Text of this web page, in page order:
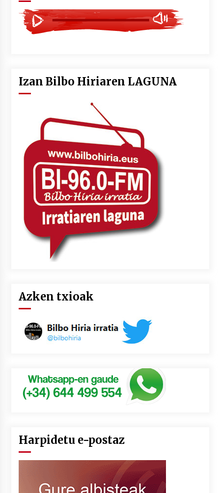
Izan Bilbo Hiriaren LAGUNA
Azken txioak
Harpidetu e-postaz